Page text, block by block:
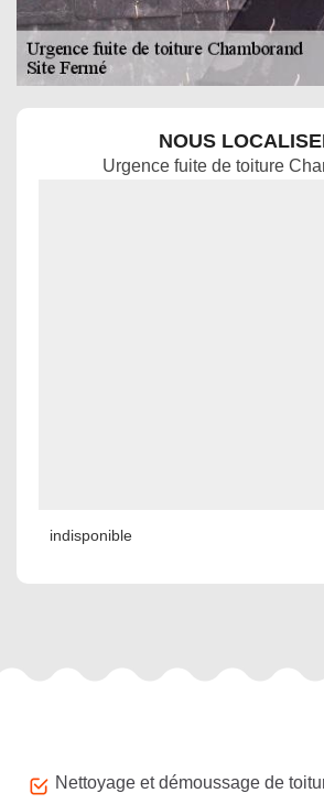
NOUS
Urgence fuite de toiture
indisponible
Nettoyage et démoussage de